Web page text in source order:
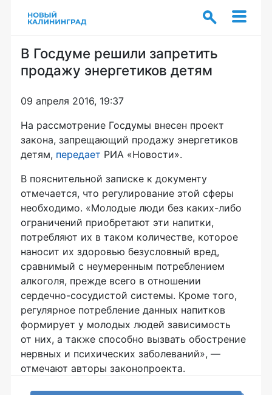
В Госдуме решили запретить
продажу энергетиков детям
09 апреля 2016, 19:37
На рассмотрение Госдумы внесен проект
закона, запрещающий продажу энергетиков
детям, передает РИА «Новости».
В пояснительной записке к документу
отмечается, что регулирование этой сферы
необходимо. «Молодые люди без каких-либо
ограничений приобретают эти напитки,
потребляют их в таком количестве, которое
наносит их здоровью безусловный вред,
сравнимый с неумеренным потреблением
алкоголя, прежде всего в отношении
сердечно-сосудистой системы. Кроме того,
регулярное потребление данных напитков
формирует у молодых людей зависимость
от них, а также способно вызвать обострение
нервных и психических заболеваний», —
отмечают авторы законопроекта.